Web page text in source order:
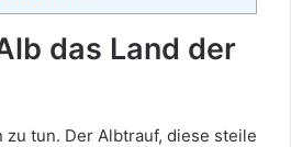
das Land der
zu tun. Der Albtrauf, diese steile